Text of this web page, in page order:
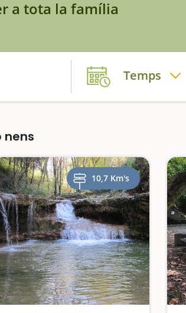
a tota la família
Temps
nens
10,7 Km's